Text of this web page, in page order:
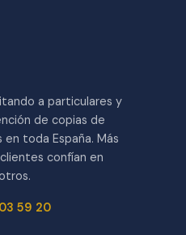
a particulares y
de copias de
toda España. Más
confían en
59 20